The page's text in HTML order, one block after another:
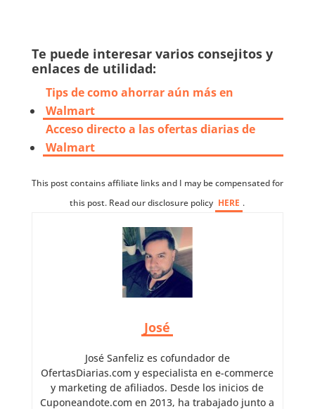
Te puede interesar varios consejitos y
enlaces de utilidad:
Tips de como ahorrar aún más en
Walmart
Acceso directo a las ofertas diarias de
Walmart
This post contains affiliate links and I may be compensated for
this post. Read our disclosure policy HERE .
José
José Sanfeliz es cofundador de
OfertasDiarias.com y especialista en e-commerce
y marketing de afiliados. Desde los inicios de
Cuponeandote.com en 2013, ha trabajado junto a